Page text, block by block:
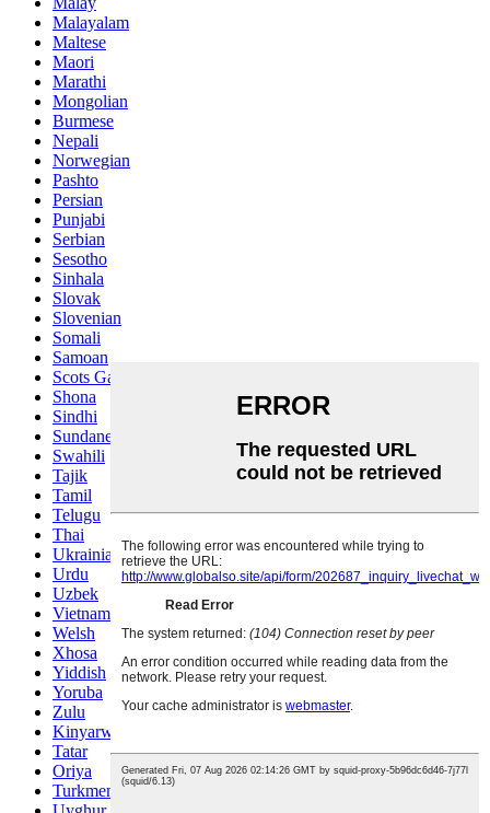
Malayalam
Maltese
Maori
Marathi
Mongolian
Burmese
Nepali
Norwegian
Pashto
Persian
Punjabi
Serbian
Sesotho
Sinhala
Slovak
Slovenian
Somali
Samoan
Scots Gaelic
Shona
Sindhi
Sundanese
Swahili
Tajik
Tamil
Telugu
Thai
Ukrainian
Urdu
Uzbek
Vietnamese
Welsh
Xhosa
Yiddish
Yoruba
Zulu
Kinyarwanda
Tatar
Oriya
Turkmen